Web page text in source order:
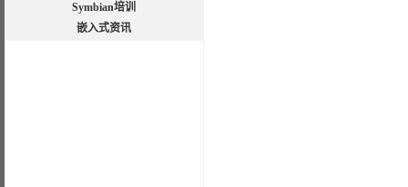
Symbian培训
嵌入式资讯